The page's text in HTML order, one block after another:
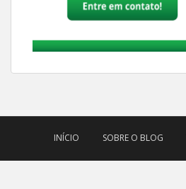
INÍCIO SOBRE O BLOG